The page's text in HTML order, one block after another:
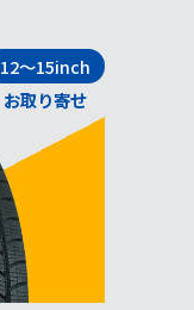
12～15inch
お取り寄せ